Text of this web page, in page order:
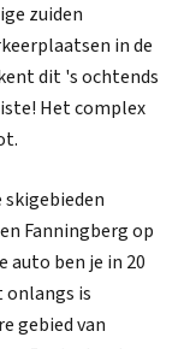
zuiden
in de
dit 's ochtends
Het complex
Fanningberg op
auto ben je in 20
onlangs is
gebied van